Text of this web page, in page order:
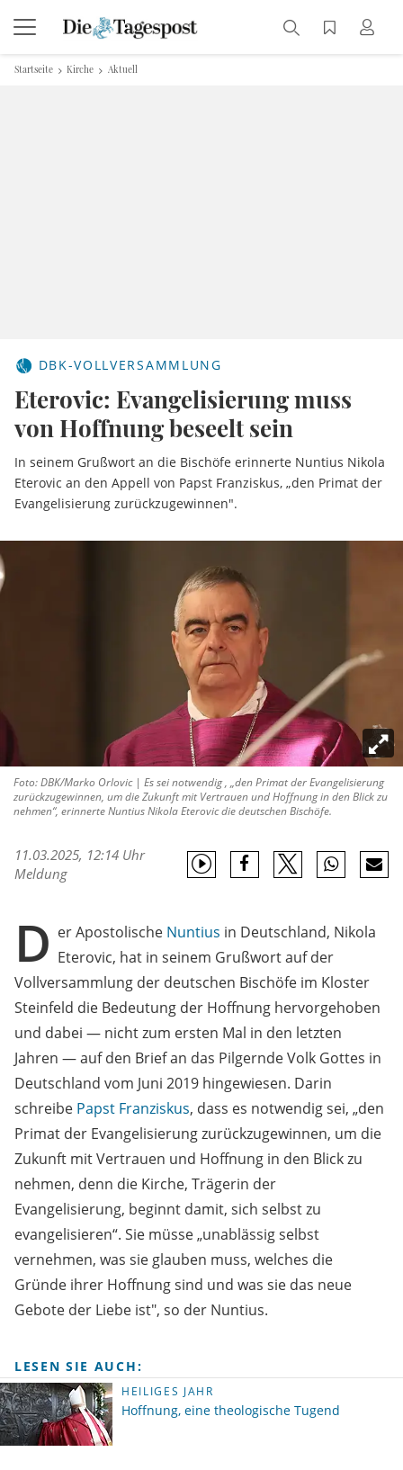
Startseite Kirche Aktuell
DBK-VOLLVERSAMMLUNG
Eterovic: Evangelisierung muss
von Hoffnung beseelt sein
In seinem Grußwort an die Bischöfe erinnerte Nuntius Nikola
Eterovic an den Appell von Papst Franziskus, „den Primat der
Evangelisierung zurückzugewinnen".
Foto: DBK/Marko Orlovic | Es sei notwendig , „den Primat der Evangelisierung
zurückzugewinnen, um die Zukunft mit Vertrauen und Hoffnung in den Blick zu
nehmen“, erinnerte Nuntius Nikola Eterovic die deutschen Bischöfe.
11.03.2025, 12:14 Uhr
Meldung
D er Apostolische Nuntius in Deutschland, Nikola
Eterovic, hat in seinem Grußwort auf der
Vollversammlung der deutschen Bischöfe im Kloster
Steinfeld die Bedeutung der Hoffnung hervorgehoben
und dabei — nicht zum ersten Mal in den letzten
Jahren — auf den Brief an das Pilgernde Volk Gottes in
Deutschland vom Juni 2019 hingewiesen. Darin
schreibe Papst Franziskus, dass es notwendig sei, „den
Primat der Evangelisierung zurückzugewinnen, um die
Zukunft mit Vertrauen und Hoffnung in den Blick zu
nehmen, denn die Kirche, Trägerin der
Evangelisierung, beginnt damit, sich selbst zu
evangelisieren“. Sie müsse „unablässig selbst
vernehmen, was sie glauben muss, welches die
Gründe ihrer Hoffnung sind und was sie das neue
Gebote der Liebe ist", so der Nuntius.
LESEN SIE AUCH:
HEILIGES JAHR
Hoffnung, eine theologische Tugend